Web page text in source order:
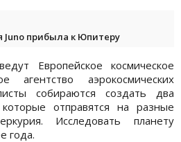
прибыла к Юпитеру
Европейское космическое
агентство аэрокосмических
собираются создать два
которые отправятся на разные
Исследовать планету
года.